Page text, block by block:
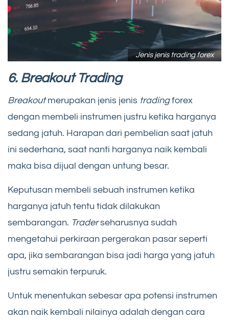
Jenis jenis trading forex
6. Breakout Trading
Breakoutmerupakan jenis jenis tradingforex
dengan membeli instrumen justru ketika harganya
sedang jatuh. Harapan dari pembelian saat jatuh
ini sederhana, saat nanti harganya naik kembali
maka bisa dijual dengan untung besar.
Keputusan membeli sebuah instrumen ketika
harganya jatuh tentu tidak dilakukan
sembarangan. Traderseharusnya sudah
mengetahui perkiraan pergerakan pasar seperti
apa, jika sembarangan bisa jadi harga yang jatuh
justru semakin terpuruk.
Untuk menentukan sebesar apa potensi instrumen
akan naik kembali nilainya adalah dengan cara